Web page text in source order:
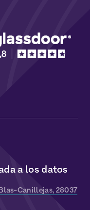
a los datos
Canillejas, 28037